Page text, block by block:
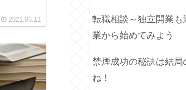
2021.06.11
転職相談～独立開業も
業から始めてみよう
禁煙成功の秘訣は結局
ね！